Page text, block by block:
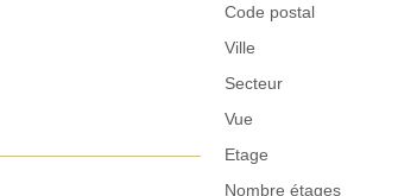
Code postal
Ville
Secteur
Vue
Etage
Nombre étages